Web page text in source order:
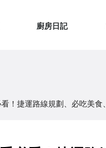
廚房日記
！捷運路線規劃、必吃美食